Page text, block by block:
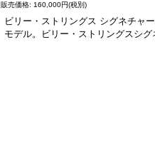
160,000円(税別)
ビリー・ストリングス シグネチャ
モデル。ビリー・ストリングスシ